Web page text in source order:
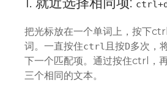
把光标放在一个单词上，按下
词。一直按住ctrl 且按D多次，
下一个匹配项。通过按住ctrl，
三个相同的文本。